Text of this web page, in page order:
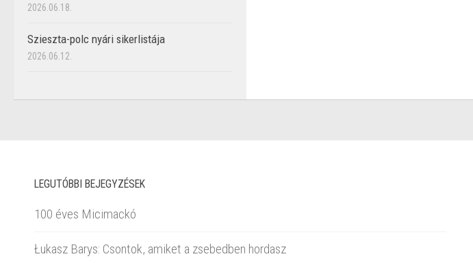
2026.06.18.
Szieszta-polc nyári sikerlistája
2026.06.12.
LEGUTÓBBI BEJEGYZÉSEK
100 éves Micimackó
Łukasz Barys: Csontok, amiket a zsebedben hordasz